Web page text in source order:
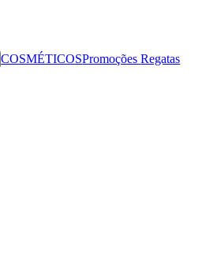
COSMÉTICOSPromoçõesRegatas